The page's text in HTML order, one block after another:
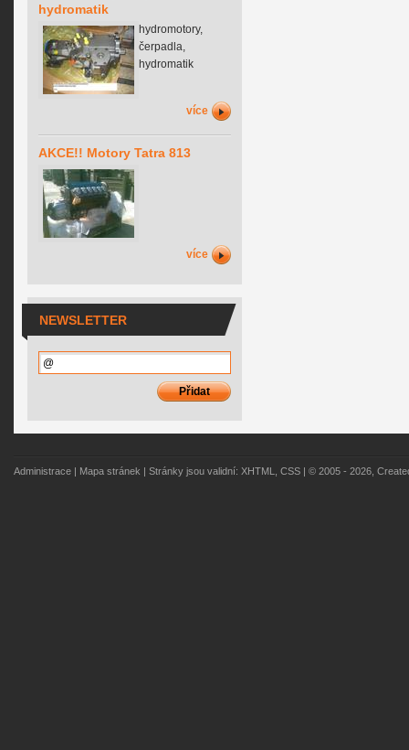
hydromatik
hydromotory,
čerpadla,
hydromatik
více
AKCE!! Motory Tatra 813
více
NEWSLETTER
Administrace Mapa stránek | Stránky jsou validní: XHTML, CSS | © 2005 - 2026,